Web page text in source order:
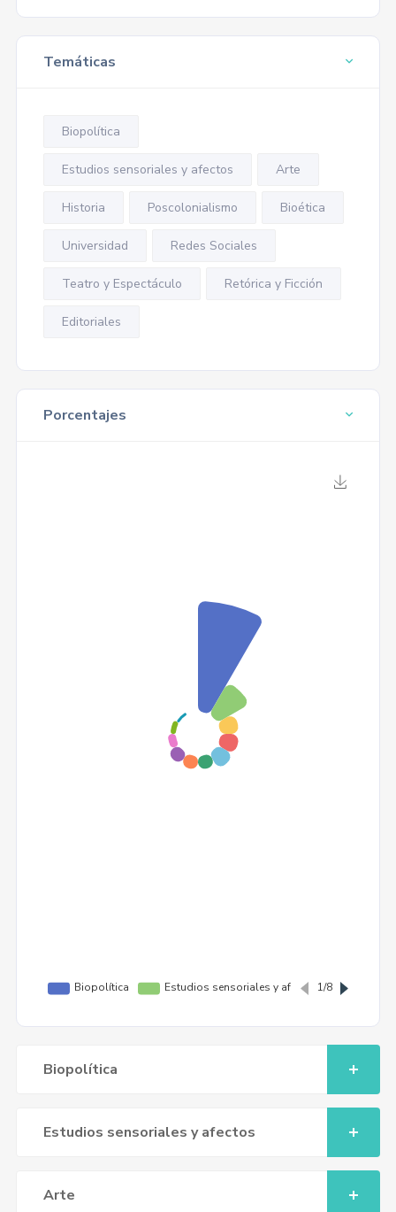
Temáticas
Biopolítica
Estudios sensoriales y afectos Arte
Historia Poscolonialismo Bioética
Universidad Redes Sociales
Teatro y Espectáculo Retórica y Ficción
Editoriales
Porcentajes
Biopolítica
Estudios sensoriales y afectos
Arte